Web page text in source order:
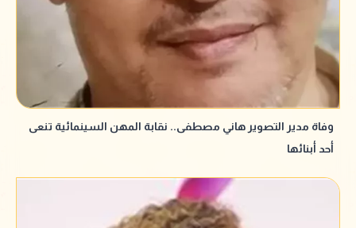
وفاة مدير التصوير هاني مصطفى.. نقابة المهن السينمائية تنعى
أحد أبنائها